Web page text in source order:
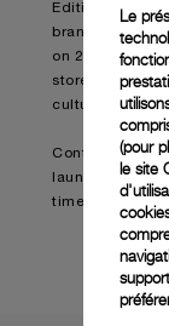
Edition model
brand’s
on 21, Rue de
store and
culture.
Continue
launch
timepiece
Le
(pour
le site